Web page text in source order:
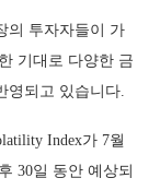
의 투자자들이 가
기대로 다양한 금
영되고 있습니다.
Index가 7월
30일 동안 예상되